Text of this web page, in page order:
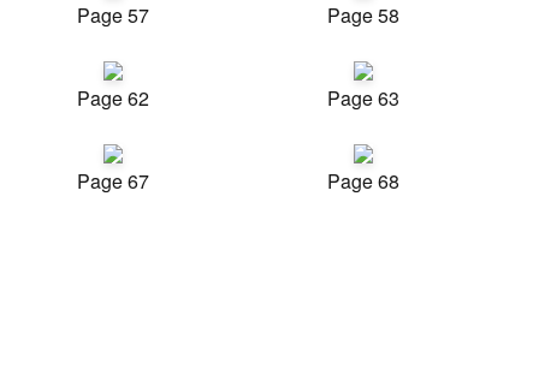
Page 57 Page 58
Page 62 Page 63
Page 67 Page 68